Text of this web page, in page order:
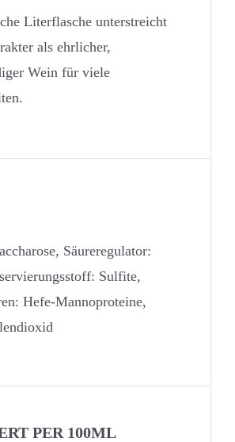
Literflasche unterstreicht
als ehrlicher,
Wein für viele
Säureregulator:
Sulfite,
Hefe-Mannoproteine,
PER 100ML